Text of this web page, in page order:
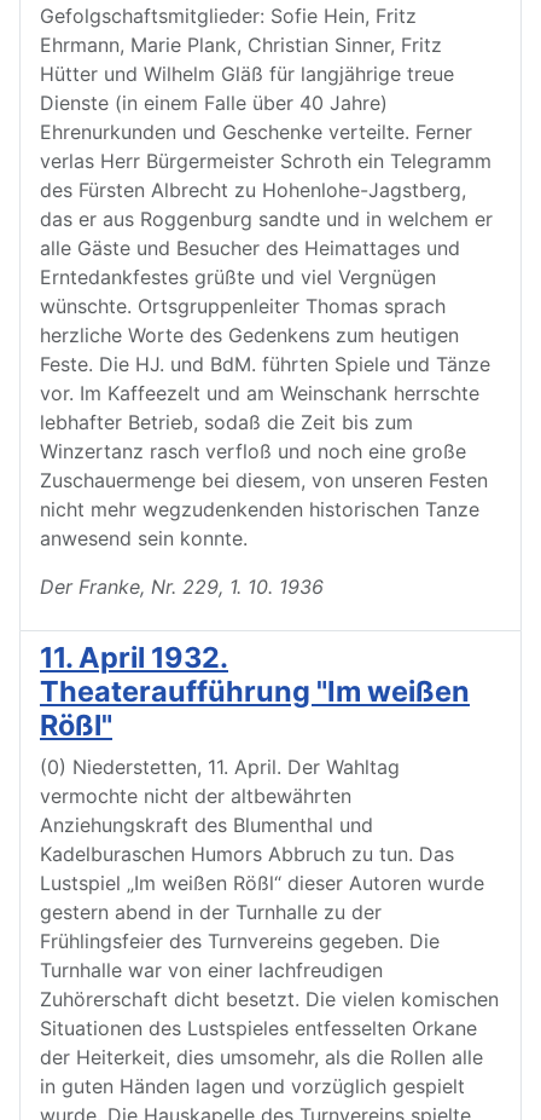
Gefolgschaftsmitglieder: Sofie Hein, Fritz
Ehrmann, Marie Plank, Christian Sinner, Fritz
Hütter und Wilhelm Gläß für langjährige treue
Dienste (in einem Falle über 40 Jahre)
Ehrenurkunden und Geschenke verteilte. Ferner
verlas Herr Bürgermeister Schroth ein Telegramm
des Fürsten Albrecht zu Hohenlohe-Jagstberg,
das er aus Roggenburg sandte und in welchem er
alle Gäste und Besucher des Heimattages und
Erntedankfestes grüßte und viel Vergnügen
wünschte. Ortsgruppenleiter Thomas sprach
herzliche Worte des Gedenkens zum heutigen
Feste. Die HJ. und BdM. führten Spiele und Tänze
vor. Im Kaffeezelt und am Weinschank herrschte
lebhafter Betrieb, sodaß die Zeit bis zum
Winzertanz rasch verfloß und noch eine große
Zuschauermenge bei diesem, von unseren Festen
nicht mehr wegzudenkenden historischen Tanze
anwesend sein konnte.
Der Franke, Nr. 229, 1. 10. 1936
11. April 1932.
Theateraufführung "Im weißen
Rößl"
(0) Niederstetten, 11. April. Der Wahltag
vermochte nicht der altbewährten
Anziehungskraft des Blumenthal und
Kadelburaschen Humors Abbruch zu tun. Das
Lustspiel „Im weißen Rößl“ dieser Autoren wurde
gestern abend in der Turnhalle zu der
Frühlingsfeier des Turnvereins gegeben. Die
Turnhalle war von einer lachfreudigen
Zuhörerschaft dicht besetzt. Die vielen komischen
Situationen des Lustspieles entfesselten Orkane
der Heiterkeit, dies umsomehr, als die Rollen alle
in guten Händen lagen und vorzüglich gespielt
wurde. Die Hauskapelle des Turnvereins spielte